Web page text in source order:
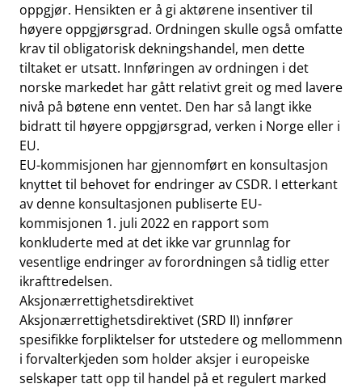
oppgjør. Hensikten er å gi aktørene insentiver til
høyere oppgjørsgrad. Ordningen skulle også omfatte
krav til obligatorisk dekningshandel, men dette
tiltaket er utsatt. Innføringen av ordningen i det
norske markedet har gått relativt greit og med lavere
nivå på bøtene enn ventet. Den har så langt ikke
bidratt til høyere oppgjørsgrad, verken i Norge eller i
EU.
EU-kommisjonen har gjennomført en konsultasjon
knyttet til behovet for endringer av CSDR. I etterkant
av denne konsultasjonen publiserte EU-
kommisjonen 1. juli 2022 en rapport som
konkluderte med at det ikke var grunnlag for
vesentlige endringer av forordningen så tidlig etter
ikrafttredelsen.
Aksjonærrettighetsdirektivet
Aksjonærrettighetsdirektivet (SRD II) innfører
spesifikke forpliktelser for utstedere og mellommenn
i forvalterkjeden som holder aksjer i europeiske
selskaper tatt opp til handel på et regulert marked